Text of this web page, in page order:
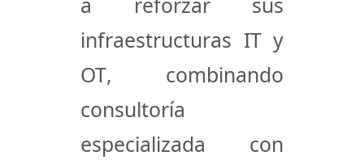
infraestructuras IT y
OT, combinando
consultoría
especializada con